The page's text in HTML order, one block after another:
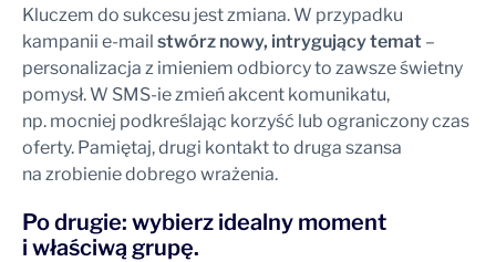
Kluczem do sukcesu jest zmiana. W przypadku
kampanii e-mail stwórz nowy, intrygujący temat –
personalizacja z imieniem odbiorcy to zawsze świetny
pomysł. W SMS-ie zmień akcent komunikatu,
np. mocniej podkreślając korzyść lub ograniczony czas
oferty. Pamiętaj, drugi kontakt to druga szansa
na zrobienie dobrego wrażenia.
Po drugie: wybierz idealny moment
i właściwą grupę.